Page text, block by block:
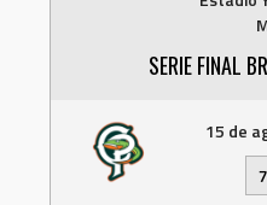
SERIE FINAL
15 de